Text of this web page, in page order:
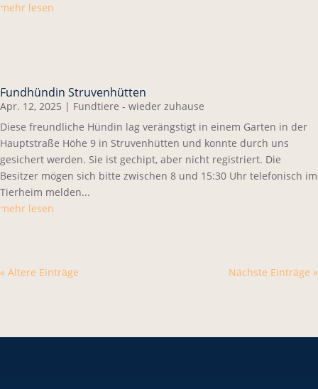
mehr lesen
Fundhündin Struvenhütten
Apr. 12, 2025 | Fundtiere - wieder zuhause
Diese freundliche Hündin lag verängstigt in einem Garten in der
Hauptstraße Höhe 9 in Struvenhütten und konnte durch uns
gesichert werden. Sie ist gechipt, aber nicht registriert. Die
Besitzer mögen sich bitte zwischen 8 und 15:30 Uhr telefonisch im
Tierheim melden...
mehr lesen
« Ältere Einträge Nächste Einträge »